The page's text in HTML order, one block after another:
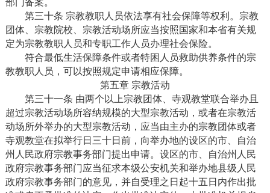
部门备案。
第三十条 宗教教职人员依法享有社会保障等权利。宗教
团体、宗教院校、宗教活动场所应当按照国家和本省有关规
定为宗教教职人员和专职工作人员办理社会保险。
符合最低生活保障条件或者特困人员救助供养条件的宗
教教职人员，可以按照规定申请相应保障。
第五章 宗教活动
第三十一条 由两个以上宗教团体、寺观教堂联合举办且
超过宗教活动场所容纳规模的大型宗教活动，或者在宗教活
动场所外举办的大型宗教活动，应当由主办的宗教团体或者
寺观教堂在拟举行日三十日前，向举办地的设区的市、自治
州人民政府宗教事务部门提出申请。设区的市、自治州人民
政府宗教事务部门应当征求本级公安机关和举办地县级人民
政府宗教事务部门的意见，并自受理之日起十五日内作出批